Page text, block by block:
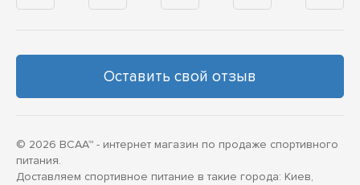
Оставить свой отзыв
© 2026 BCAA™ - интернет магазин по продаже спортивного
питания.
Доставляем спортивное питание в такие города: Киев,